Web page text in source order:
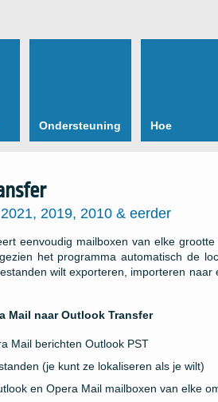
Ondersteuning Hoe
2019, 2010 & eerder
eenvoudig mailboxen van elke
het programma automatisch de
wilt exporteren, importeren
Mail naar Outlook Transfer
Mailberichten Outlook PST
(je kunt ze lokaliseren als je wilt)
en Opera Mail mailboxen van elke